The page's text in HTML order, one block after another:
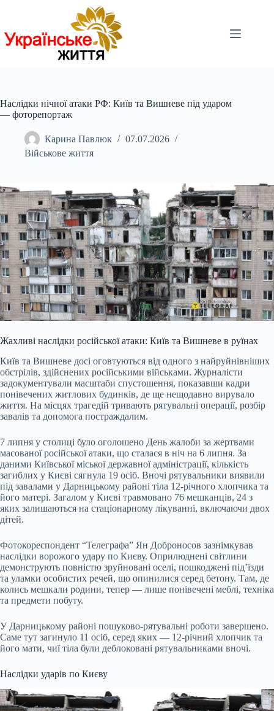
Наслідки нічної атаки РФ: Київ та Вишневе під ударом
— фоторепортаж
Карина Павлюк
07.07.2026
Військове життя
Жахливі наслідки російської атаки: Київ та Вишневе в руїнах
Київ та Вишневе досі оговтуються від одного з найруйнівніших
обстрілів, здійснених російськими військами. Журналісти
задокументували масштаби спустошення, показавши кадри
понівечених житлових будинків, де ще нещодавно вирувало
життя. На місцях трагедій тривають рятувальні операції, розбір
завалів та допомога постраждалим.
7 липня у столиці було оголошено День жалоби за жертвами
масованої російської атаки, що сталася в ніч на 6 липня. За
даними Київської міської державної адміністрації, кількість
загиблих у Києві сягнула 19 осіб. Вночі рятувальники виявили
під завалами у Дарницькому районі тіла 12-річного хлопчика та
його матері. Загалом у Києві травмовано 76 мешканців, 24 з
яких залишаються на стаціонарному лікуванні, включаючи двох
дітей.
Фотокореспондент “Телеграфа” Ян Доброносов зазнімкував
наслідки ворожого удару по Києву. Оприлюднені світлини
демонструють повністю зруйновані оселі, пошкоджені під’їзди
та уламки особистих речей, що опинилися серед бетону. Там, де
колись мешкали родини, тепер — лише понівечені меблі, техніка
та предмети побуту.
У Дарницькому районі пошуково-рятувальні роботи завершено.
Саме тут загинуло 11 осіб, серед яких — 12-річний хлопчик та
його мати, чиї тіла були деблоковані рятувальниками вночі.
Наслідки ударів по Києву